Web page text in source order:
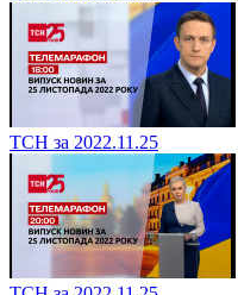
ТСН за 2022.11.25